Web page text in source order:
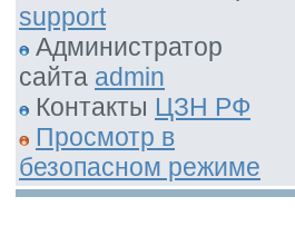
support
Администратор
сайта admin
Контакты ЦЗН РФ
Просмотр в
безопасном режиме